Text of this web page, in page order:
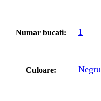
Numar bucati: 1
Culoare: Negru